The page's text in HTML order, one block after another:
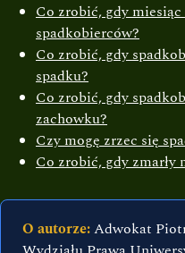
Co zrobić, gdy
spadkobierców?
Co zrobić, gdy
spadku?
Co zrobić, gdy
zachowku?
Czy mogę zrzec się
Co zrobić, gdy zmarły
O autorze:Adwokat